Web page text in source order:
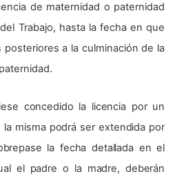
de maternidad o paternidad
Trabajo, hasta la fecha en que
a la culminación de la
concedido la licencia por un
misma podrá ser extendida por
la fecha detallada en el
el padre o la madre, deberán